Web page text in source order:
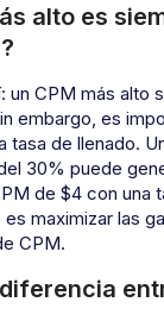
alto es
un CPM más alto
embargo, es
tasa de llenado.
30% puede
de $4 con una
maximizar las
CPM.